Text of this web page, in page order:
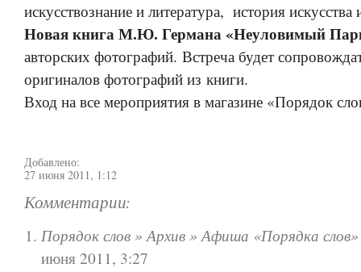
искусствознание и литература, история искусства
Новая книга М.Ю. Германа «Неуловимый
авторских фотографий. Встреча будет
оригиналов фотографий из книги.
Вход на все мероприятия в магазине «Порядок
Добавлено:
27 июня 2011, 1:12
Комментарии:
Порядок слов » Архив » Афиша «Порядка
июня 2011, 3:27